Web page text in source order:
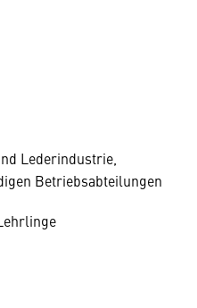
Lederindustrie,
Betriebsabteilungen